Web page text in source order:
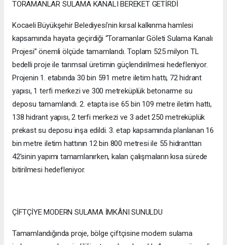
TORAMANLAR SULAMA KANALI BEREKET GETİRDİ
Kocaeli Büyükşehir Belediyesi’nin kırsal kalkınma hamlesi
kapsamında hayata geçirdiği “Toramanlar Göleti Sulama Kanalı
Projesi” önemli ölçüde tamamlandı. Toplam 525 milyon TL
bedelli proje ile tarımsal üretimin güçlendirilmesi hedefleniyor.
Projenin 1. etabında 30 bin 591 metre iletim hattı, 72 hidrant
yapısı, 1 terfi merkezi ve 300 metreküplük betonarme su
deposu tamamlandı. 2. etapta ise 65 bin 109 metre iletim hattı,
138 hidrant yapısı, 2 terfi merkezi ve 3 adet 250 metreküplük
prekast su deposu inşa edildi. 3. etap kapsamında planlanan 16
bin metre iletim hattının 12 bin 800 metresi ile 55 hidranttan
42’sinin yapımı tamamlanırken, kalan çalışmaların kısa sürede
bitirilmesi hedefleniyor.
ÇİFTÇİYE MODERN SULAMA İMKÂNI SUNULDU
Tamamlandığında proje, bölge çiftçisine modern sulama